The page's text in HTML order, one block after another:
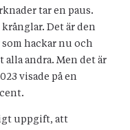
tar en paus.
Det är den
hackar nu och
alla andra. Men det är
visade på en
uppgift, att